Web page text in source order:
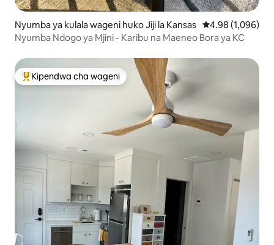
Nyumba ya kulala wageni huko Jiji la Kansas Ukadiriaji wa
4.98 (1,096)
Nyumba Ndogo ya Mjini - Karibu na Maeneo Bora ya KC
Kipendwa maarufu cha wageni
Kipendwa cha wageni